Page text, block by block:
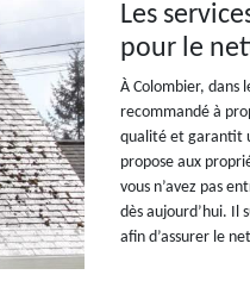
Les
pour le
À Colombier, dans
recommandé à
qualité et garantit
propose aux
vous n’avez pas
dès aujourd’hui. Il
afin d’assurer le